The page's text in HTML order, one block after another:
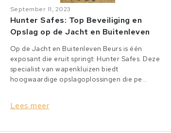
September 11, 2023
Hunter Safes: Top Beveiliging en
Opslag op de Jacht en Buitenleven
Op de Jacht en Buitenleven Beurs is één
exposant die eruit springt: Hunter Safes. Deze
specialist van wapenkluizen biedt
hoogwaardige opslagoplossingen die pe...
Lees meer